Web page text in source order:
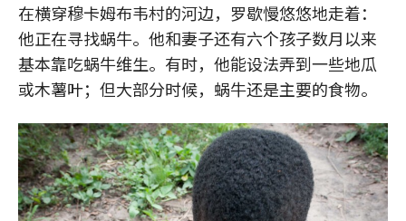
在横穿穆卡姆布韦村的河边，罗歇慢悠悠地走着：
他正在寻找蜗牛。他和妻子还有六个孩子数月以来
基本靠吃蜗牛维生。有时，他能设法弄到一些地瓜
或木薯叶；但大部分时候，蜗牛还是主要的食物。